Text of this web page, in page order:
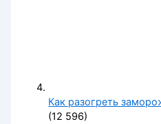
Как разогреть
(12 596)